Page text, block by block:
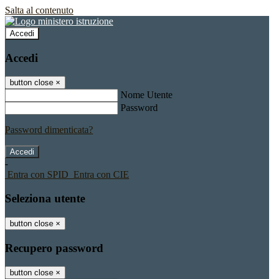
Salta al contenuto
Accedi
Accedi
button close ×
Nome Utente
Password
Password dimenticata?
-
Entra con SPID Entra con CIE
Seleziona utente
button close ×
Recupero password
button close ×